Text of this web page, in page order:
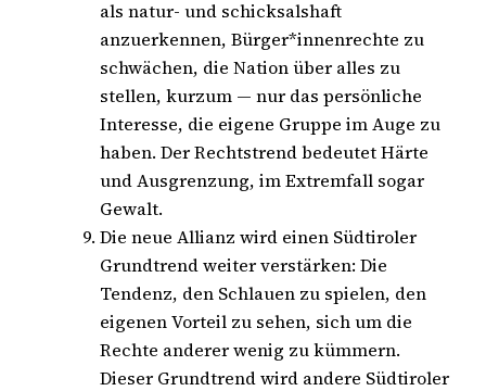
als natur- und schicksalshaft
anzuerkennen, Bürger*innenrechte zu
schwächen, die Nation über alles zu
stellen, kurzum — nur das persönliche
Interesse, die eigene Gruppe im Auge zu
haben. Der Rechtstrend bedeutet Härte
und Ausgrenzung, im Extremfall sogar
Gewalt.
Die neue Allianz wird einen Südtiroler
Grundtrend weiter verstärken: Die
Tendenz, den Schlauen zu spielen, den
eigenen Vorteil zu sehen, sich um die
Rechte anderer wenig zu kümmern.
Dieser Grundtrend wird andere Südtiroler